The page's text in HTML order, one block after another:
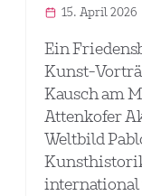
15. April 2026
Ein
Kunst-
Kausch am
Attenkofer
Weltbild
international